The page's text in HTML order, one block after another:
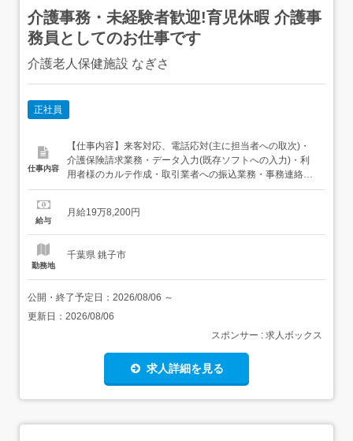
介護事務・未経験者歓迎!育児休暇 介護事
務員としてのお仕事です
介護老人保健施設 なぎさ
正社員
仕事内容
【仕事内容】来客対応、電話応対(主に担当者への取次)・
介護保険請求業務・データ入力(既存ソフトへの入力)・利
用者様のカルテ作成・取引業者への振込業務・事務連絡作
成・諸雑務により外出あり(社用車使用) 【経験・資格】<応
ア形成を図る観点から40歳以下の方を募集・学歴不問・経
給与
月給19万8,200円
勤務地
千葉県 銚子市
公開・終了予定日： 2026/08/06 ～
更新日： 2026/08/06
スポンサー : 求人ボックス
求人詳細を見る